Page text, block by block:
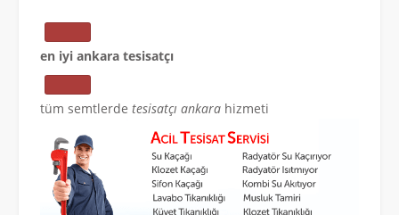
en iyi ankara tesisatçı
tüm semtlerde tesisatçı ankara hizmeti